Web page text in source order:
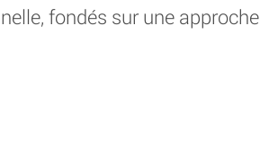
fondés sur une approche